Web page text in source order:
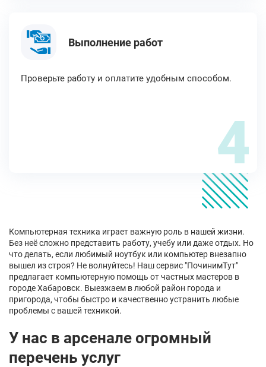
Выполнение работ
Проверьте работу и оплатите удобным способом.
4
Компьютерная техника играет важную роль в нашей жизни.
Без неё сложно представить работу, учебу или даже отдых. Но
что делать, если любимый ноутбук или компьютер внезапно
вышел из строя? Не волнуйтесь! Наш сервис "ПочинимТут"
предлагает компьютерную помощь от частных мастеров в
городе Хабаровск. Выезжаем в любой район города и
пригорода, чтобы быстро и качественно устранить любые
проблемы с вашей техникой.
У нас в арсенале огромный
перечень услуг